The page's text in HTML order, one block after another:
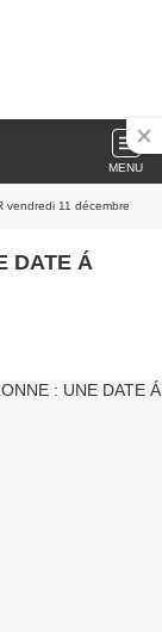
MENU
vendredi 11 décembre
DATE Á